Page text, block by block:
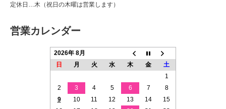
定休日…木（祝日の木曜は営業します）
営業カレンダー
2026年 8月
日
月 火 水 木 金
土
1
2
3 4 5 6 7
8
9
10 11 12 13 14
15